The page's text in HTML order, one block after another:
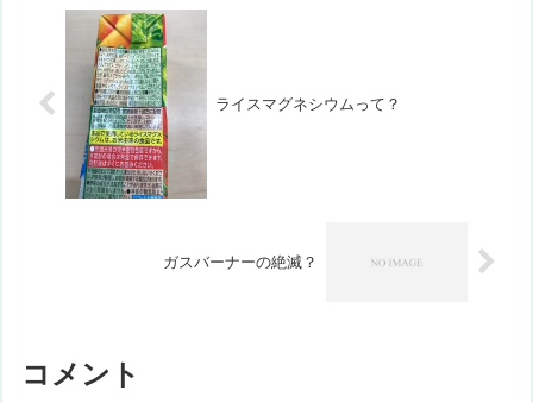
ライスマグネシウムって？
ガスバーナーの絶滅？
コメント